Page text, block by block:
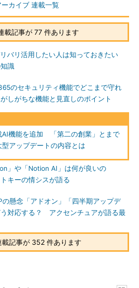
カイブ 連載一覧
載記事が 77 件あります
バリ活用したい人は知っておきたい
知識
のセキュリティ機能でどこまで守れ
しがちな機能と見直しのポイント
AI機能を追加 「第二の創業」とまで
アップデートの内容とは
」や「Notion AI」は何が良いの
キーの情シスが語る
の懸念「アドオン」「四半期アップデ
う対応する？ アクセンチュアが語る最
載記事が 352 件あります